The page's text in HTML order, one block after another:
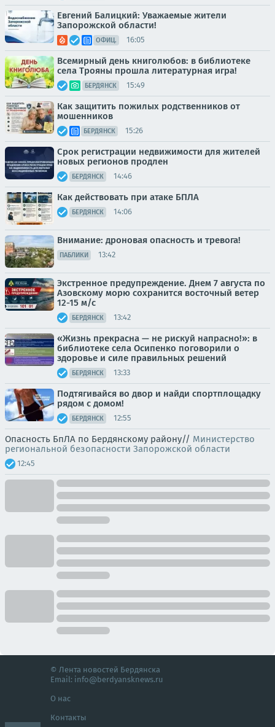
Евгений Балицкий: Уважаемые жители
Запорожской области!
ОФИЦ. 16:05
Всемирный день книголюбов: в библиотеке
села Трояны прошла литературная игра!
БЕРДЯНСК 15:49
Как защитить пожилых родственников от
мошенников
БЕРДЯНСК 15:26
Срок регистрации недвижимости для жителей
новых регионов продлен
БЕРДЯНСК 14:46
Как действовать при атаке БПЛА
БЕРДЯНСК 14:06
Внимание: дроновая опасность и тревога!
ПАБЛИКИ 13:42
Экстренное предупреждение. Днем 7 августа по
Азовскому морю сохранится восточный ветер
12-15 м/с
БЕРДЯНСК 13:42
«Жизнь прекрасна — не рискуй напрасно!»: в
библиотеке села Осипенко поговорили о
здоровье и силе правильных решений
БЕРДЯНСК 13:33
Подтягивайся во двор и найди спортплощадку
рядом с домом!
БЕРДЯНСК 12:55
Опасность БпЛА по Бердянскому району// Министерство
региональной безопасности Запорожской области
12:45
© Лента новостей Бердянска
Email: info@berdyansknews.ru
О нас
Контакты